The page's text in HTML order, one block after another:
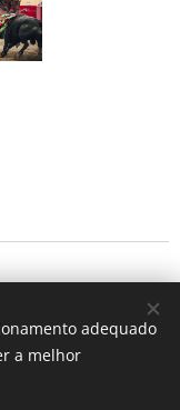
adequado
a melhor